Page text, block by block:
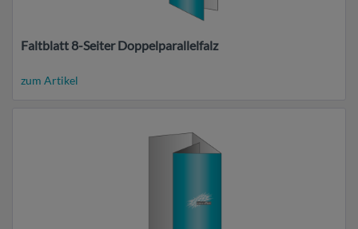
Faltblatt 8-Seiter Doppelparallelfalz
zum Artikel